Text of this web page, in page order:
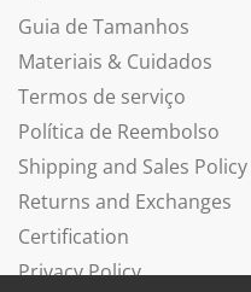
Guia de Tamanhos
Materiais & Cuidados
Termos de serviço
Política de Reembolso
Shipping and Sales Policy
Returns and Exchanges
Certification
Privacy Policy